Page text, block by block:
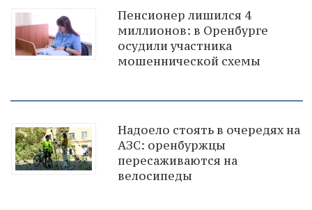
Пенсионер лишился 4
миллионов: в Оренбурге
осудили участника
мошеннической схемы
Надоело стоять в очередях на
АЗС: оренбуржцы
пересаживаются на
велосипеды